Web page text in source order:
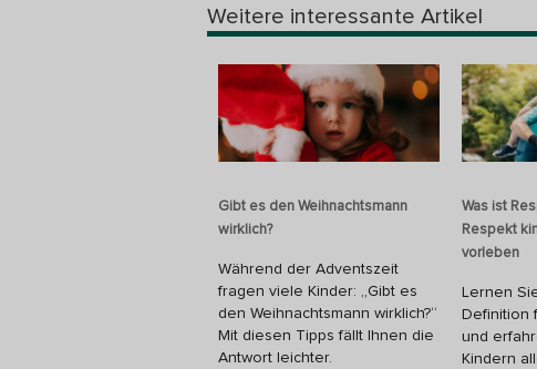
Weitere interessante Artikel
Gibt es den Weihnachtsmann
wirklich?
Während der Adventszeit
fragen viele Kinder: „Gibt es
den Weihnachtsmann wirklich?“
Mit diesen Tipps fällt Ihnen die
Antwort leichter.
Was ist
Respekt
vorleben
Lernen
Definition
und
Kindern